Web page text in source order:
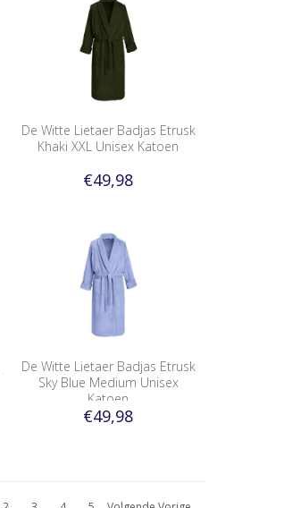
De Witte Lietaer Badjas Etrusk
Khaki XXL Unisex Katoen
€49,98
De Witte Lietaer Badjas Etrusk
Sky Blue Medium Unisex
Katoen
€49,98